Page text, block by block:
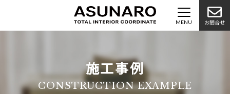
お問合せ
施工事例
CONSTRUCTION EXAMPLE